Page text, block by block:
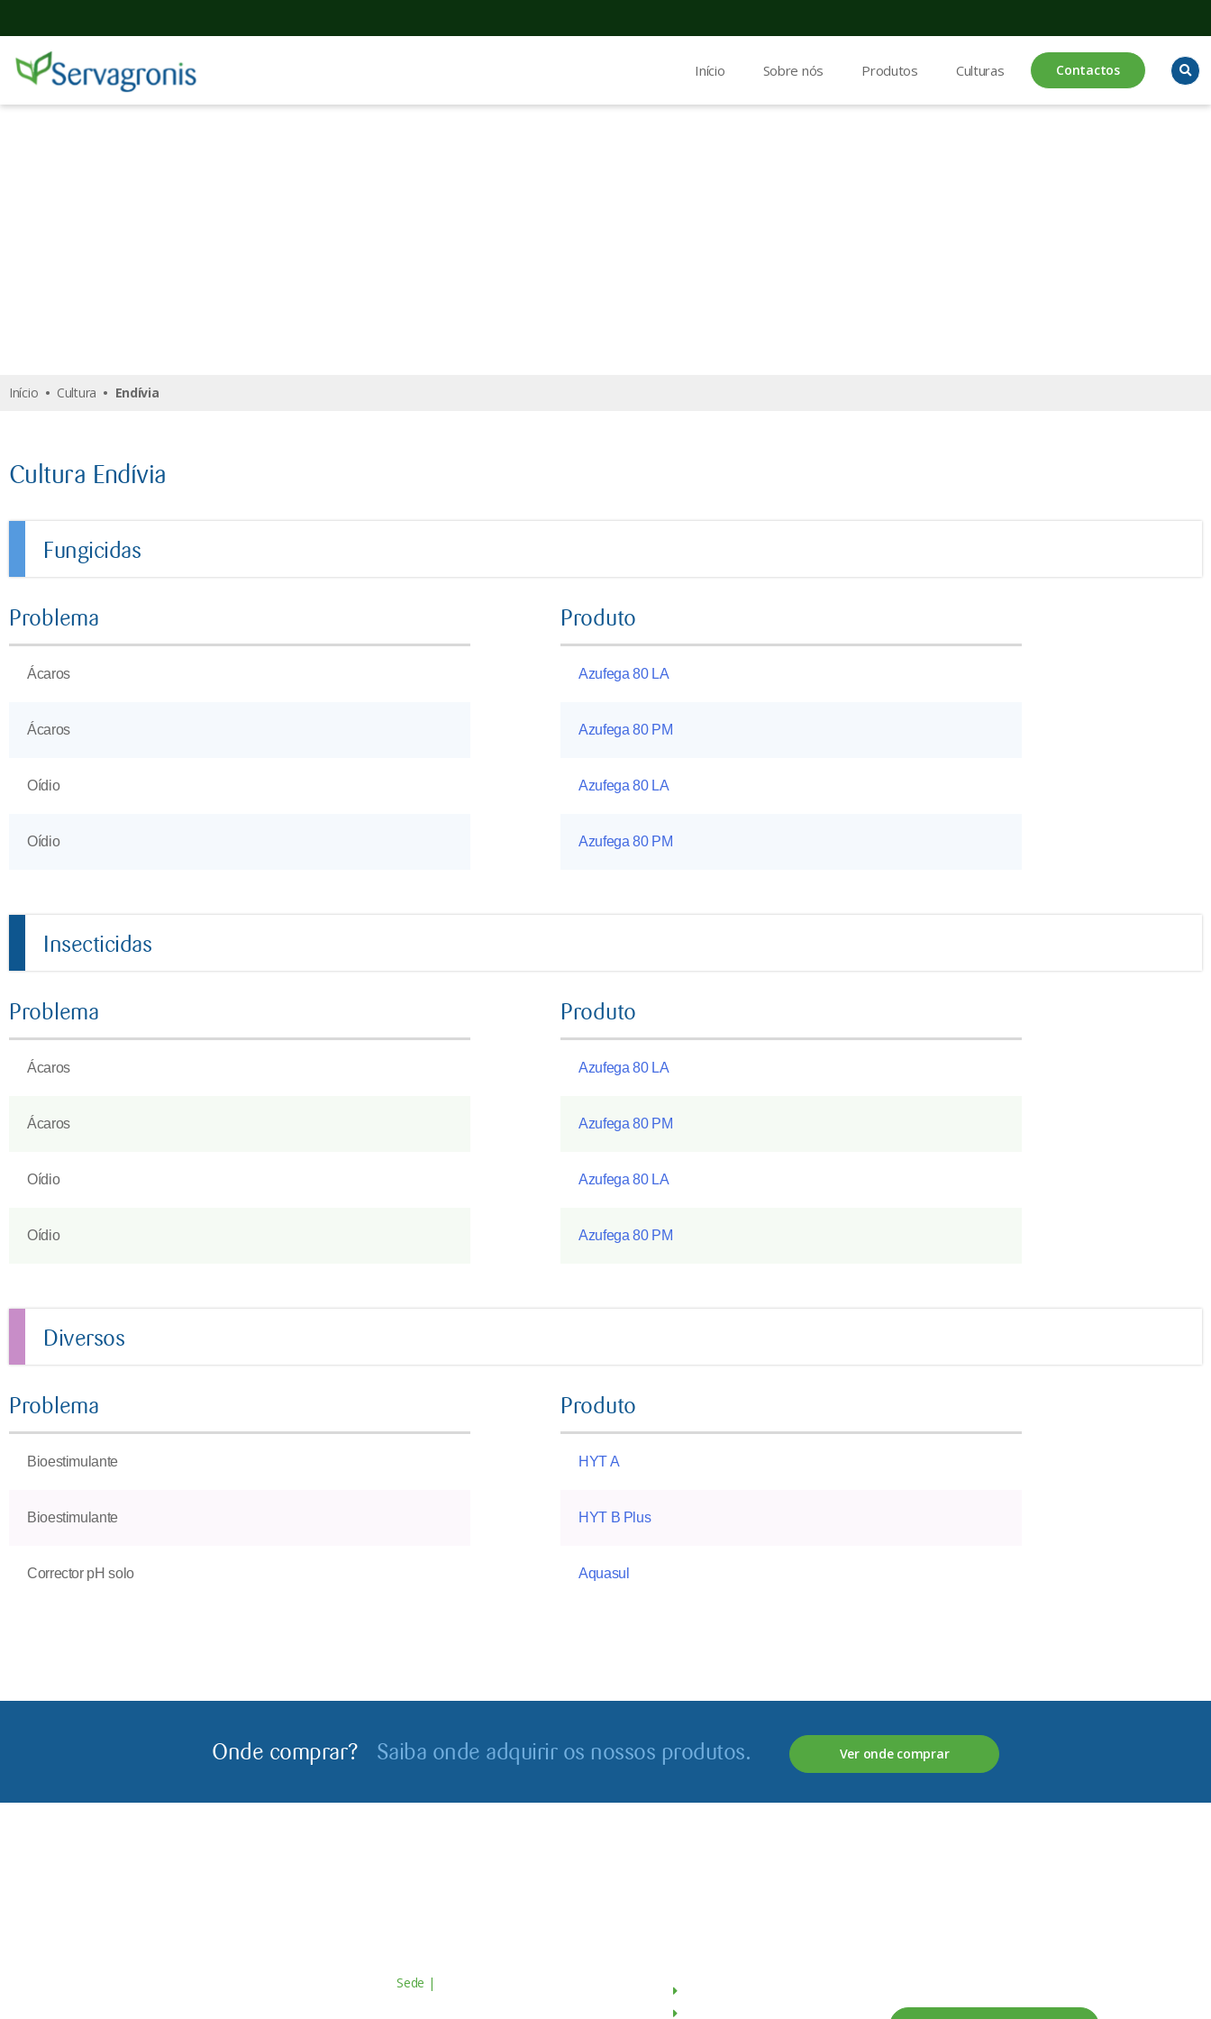
Início Sobre nós Produtos Culturas Contactos
Início • Cultura • Endívia
Cultura Endívia
Fungicidas
Problema Produto
Ácaros Azufega 80 LA
Ácaros Azufega 80 PM
Oídio Azufega 80 LA
Oídio Azufega 80 PM
Insecticidas
Problema Produto
Ácaros Azufega 80 LA
Ácaros Azufega 80 PM
Oídio Azufega 80 LA
Oídio Azufega 80 PM
Diversos
Problema Produto
Bioestimulante HYT A
Bioestimulante HYT B Plus
Corrector pH solo Aquasul
Onde comprar? Saiba onde adquirir os nossos produtos. Ver onde comprar
Sede |